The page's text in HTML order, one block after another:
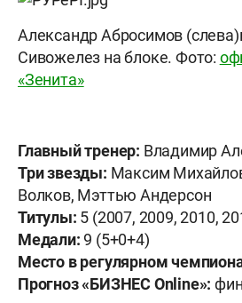
Александр Абросимов
Сивожелез на блоке. Фото:
«Зенита»
Главный тренер: Владимир
Три звезды: Максим
Волков, Мэттью Андерсон
Титулы: 5 (2007, 2009, 2010,
Медали: 9 (5+0+4)
Место в регулярном
Прогноз «БИЗНЕС Online»: